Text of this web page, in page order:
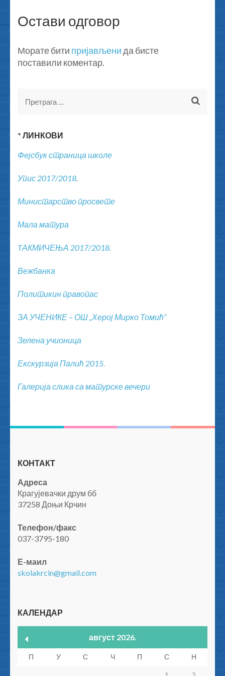
Остави одговор
Морате бити пријављени да бисте
поставили коментар.
Претрага
* ЛИНКОВИ
Фејсбук страница школе
Упис 2017/2018
Министарство просвете
Мала матура
TАКМИЧЕЊА 2017/2018.
Вежбанка
Политикин правопас
ЗА УЧЕНИКЕ – ОШ „Херој Мирко Томић“
Зелена учионица
Екскурзија Палић 2015.
Галерија слика са матурске вечери
КОНТАКТ
Адреса
Крагујевачки друм бб
37258 Доњи Крчин
Телефон/факс
037-3795-180
Е-маил
skolakrcin@gmail.com
КАЛЕНДАР
август 2026.
П У С Ч П С Н